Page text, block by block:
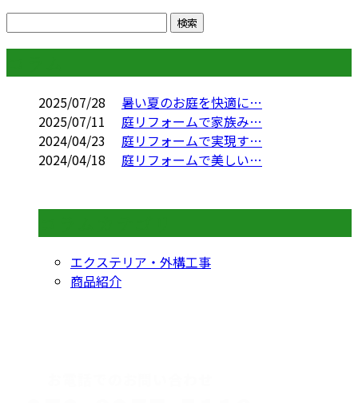
2025/07/28
暑い夏のお庭を快適に…
2025/07/11
庭リフォームで家族み…
2024/04/23
庭リフォームで実現す…
2024/04/18
庭リフォームで美しい…
エクステリア・外構工事
商品紹介